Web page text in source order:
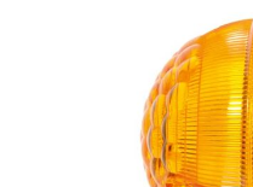
Lampe à